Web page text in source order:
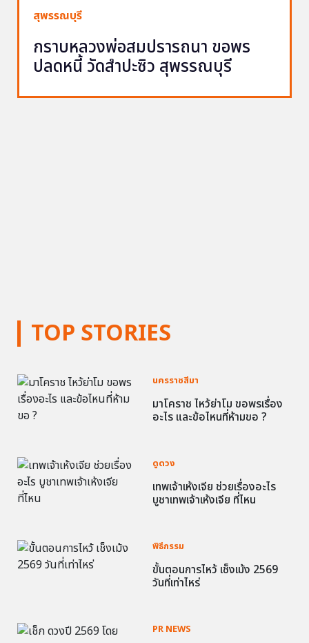
TOP STORIES
นครราชสีมา
มาโคราช ไหว้ย่าโม ขอพรเรื่อง
อะไร และข้อไหนที่ห้ามขอ ?
ดูดวง
เทพเจ้าเห้งเจีย ช่วยเรื่องอะไร
บูชาเทพเจ้าเห้งเจีย ที่ไหน
พิธีกรรม
ขั้นตอนการไหว้ เช็งเม้ง 2569
วันที่เท่าไหร่
PR NEWS
สุพรรณบุรี
กราบหลวงพ่อสมปรารถนา ขอพร
ปลดหนี้ วัดสำปะซิว สุพรรณบุรี